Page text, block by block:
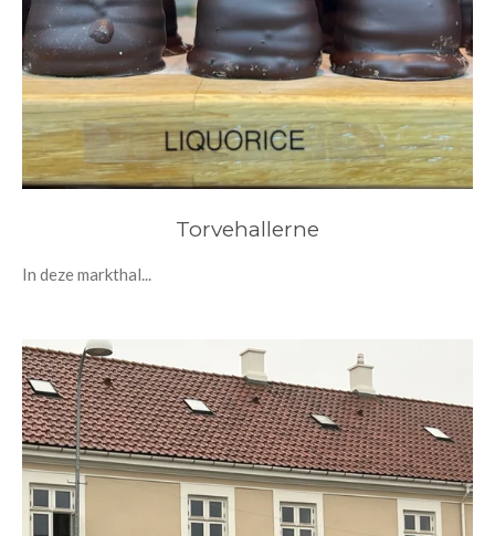
Torvehallerne
In deze markthal...